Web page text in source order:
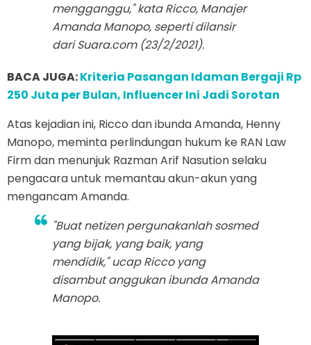
mengganggu," kata Ricco, Manajer
Amanda Manopo, seperti dilansir
dari Suara.com (23/2/2021).
BACA JUGA:Kriteria Pasangan Idaman Bergaji Rp
250 Juta per Bulan, Influencer Ini Jadi Sorotan
Atas kejadian ini, Ricco dan ibunda Amanda, Henny
Manopo, meminta perlindungan hukum ke RAN Law
Firm dan menunjuk Razman Arif Nasution selaku
pengacara untuk memantau akun-akun yang
mengancam Amanda.
"Buat netizen pergunakanlah sosmed
yang bijak, yang baik, yang
mendidik," ucap Ricco yang
disambut anggukan ibunda Amanda
Manopo.